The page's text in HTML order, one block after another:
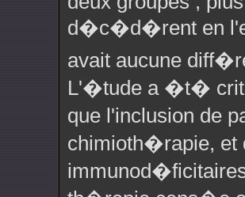
d�c�d�rent en
avait aucune
L'�tude a �t�
que l'inclusion de
chimioth�rapie, et